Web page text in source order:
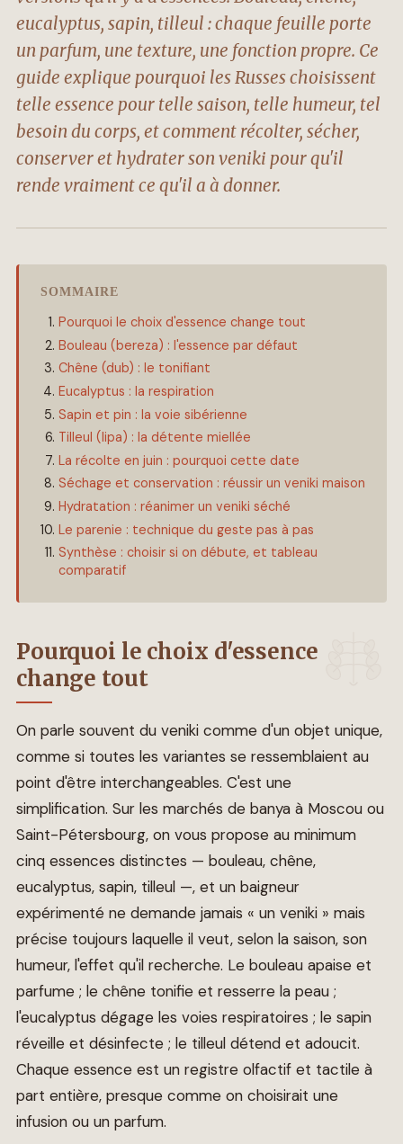
eucalyptus, sapin, tilleul : chaque feuille porte
un parfum, une texture, une fonction propre. Ce
guide explique pourquoi les Russes choisissent
telle essence pour telle saison, telle humeur, tel
besoin du corps, et comment récolter, sécher,
conserver et hydrater son veniki pour qu'il
rende vraiment ce qu'il a à donner.
SOMMAIRE
Pourquoi le choix d'essence change tout
Bouleau (bereza) : l'essence par défaut
Chêne (dub) : le tonifiant
Eucalyptus : la respiration
Sapin et pin : la voie sibérienne
Tilleul (lipa) : la détente miellée
La récolte en juin : pourquoi cette date
Séchage et conservation : réussir un veniki maison
Hydratation : réanimer un veniki séché
Le parenie : technique du geste pas à pas
Synthèse : choisir si on débute, et tableau
comparatif
Pourquoi le choix d'essence
change tout
On parle souvent du veniki comme d'un objet unique,
comme si toutes les variantes se ressemblaient au
point d'être interchangeables. C'est une
simplification. Sur les marchés de banya à Moscou ou
Saint-Pétersbourg, on vous propose au minimum
cinq essences distinctes — bouleau, chêne,
eucalyptus, sapin, tilleul —, et un baigneur
expérimenté ne demande jamais « un veniki » mais
précise toujours laquelle il veut, selon la saison, son
humeur, l'effet qu'il recherche. Le bouleau apaise et
parfume ; le chêne tonifie et resserre la peau ;
l'eucalyptus dégage les voies respiratoires ; le sapin
réveille et désinfecte ; le tilleul détend et adoucit.
Chaque essence est un registre olfactif et tactile à
part entière, presque comme on choisirait une
infusion ou un parfum.